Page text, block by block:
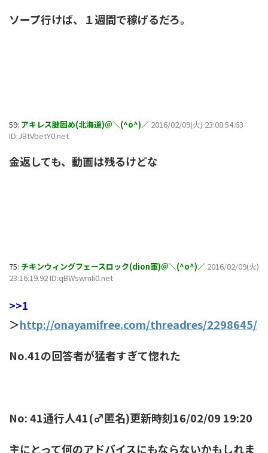
ソープ行けば、１週間で稼げるだろ。
59: アキレス腱固め(北海道)＠＼(^o^)／ 2016/02/09(火) 23:08:54.63
ID:JBtVbetY0.net
金返しても、動画は残るけどな
75: チキンウィングフェースロック(dion軍)＠＼(^o^)／ 2016/02/09(火)
23:16:19.92 ID:qBWswmIi0.net
>>1
＞http://onayamifree.com/threadres/2298645/
No.41の回答者が猛者すぎて惚れた
No: 41通行人41(♂匿名)更新時刻16/02/09 19:20
主にとって何のアドバイスにもならないかもしれま